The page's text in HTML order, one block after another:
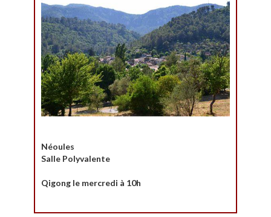
Néoules
Salle Polyvalente
Qigong le mercredi à 10h